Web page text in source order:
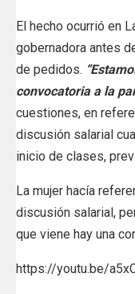
El hecho ocurrió en
gobernadora antes
de pedidos.
convocatoria a la
cuestiones, en
discusión salarial
inicio de clases,
La mujer hacía
discusión salarial,
que viene hay una
https://youtu.be/